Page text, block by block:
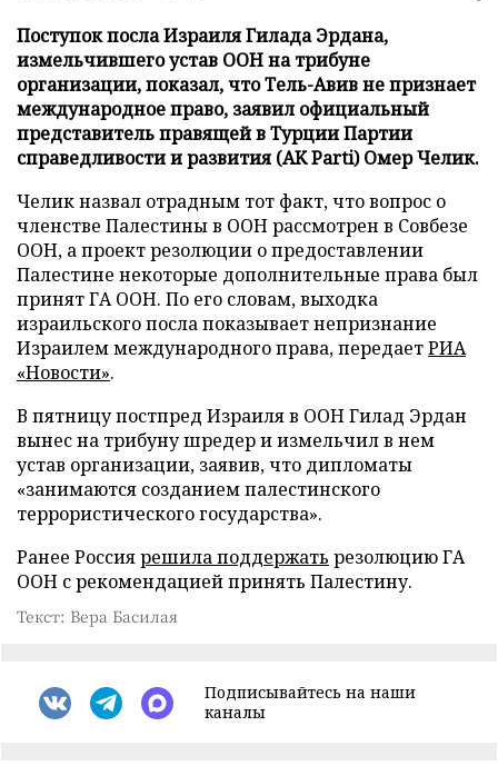
Поступок посла Израиля Гилада Эрдана,
измельчившего устав ООН на трибуне
организации, показал, что Тель-Авив не признает
международное право, заявил официальный
представитель правящей в Турции Партии
справедливости и развития (AK Parti) Омер Челик.
Челик назвал отрадным тот факт, что вопрос о
членстве Палестины в ООН рассмотрен в Совбезе
ООН, а проект резолюции о предоставлении
Палестине некоторые дополнительные права был
принят ГА ООН. По его словам, выходка
израильского посла показывает непризнание
Израилем международного права, передаетРИА
«Новости».
В пятницу постпред Израиля в ООН Гилад Эрдан
вынес на трибуну шредер и измельчил в нем
устав организации, заявив, что дипломаты
«занимаются созданием палестинского
террористического государства».
Ранее Россиярешила поддержать резолюцию ГА
ООН с рекомендацией принять Палестину.
Текст: Вера Басилая
Подписывайтесь на наши
каналы